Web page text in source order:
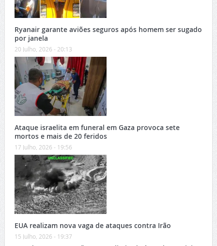
Ryanair garante aviões seguros após homem ser sugado
por janela
20 Julho, 2026 - 20:13
Ataque israelita em funeral em Gaza provoca sete
mortos e mais de 20 feridos
17 Julho, 2026 - 19:56
EUA realizam nova vaga de ataques contra Irão
15 Julho, 2026 - 19:37